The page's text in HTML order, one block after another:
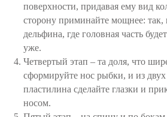
поверхности, придавая ему вид
сторону приминайте мощнее: так,
дельфина, где головная часть
уже.
Четвертый этап – та доля, что
сформируйте нос рыбки, и из
пластилина сделайте глазки и
носом.